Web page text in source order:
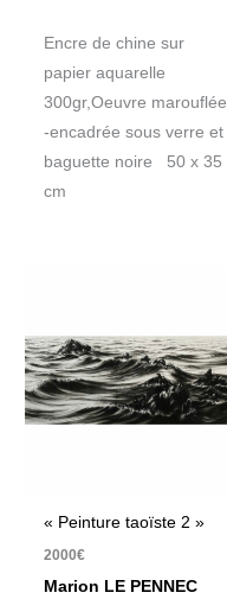
Encre de chine sur
papier aquarelle
300gr,Oeuvre marouflée
-encadrée sous verre et
baguette noire 50 x 35
cm
« Peinture taoïste 2 »
2000€
Marion LE PENNEC